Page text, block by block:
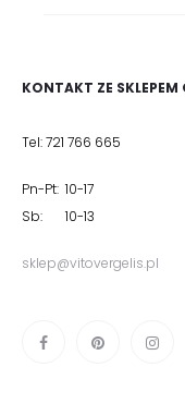
KONTAKT ZE SKLEPEM
Tel: 721 766 665
Pn-Pt: 10-17
Sb: 10-13
sklep@vitovergelis.pl